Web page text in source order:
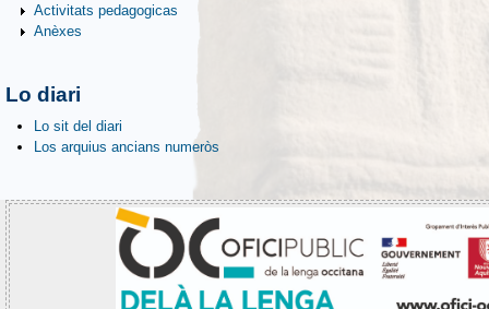
Activitats pedagogicas
Anèxes
Lo diari
Lo sit del diari
Los arquius ancians numeròs